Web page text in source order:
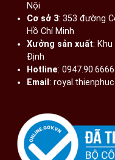
Nội​
Cơ sở 3: 353 đường
Hồ Chí Minh
Xưởng sản xuất:
Định​
Hotline: 0947.90.6666
Email :